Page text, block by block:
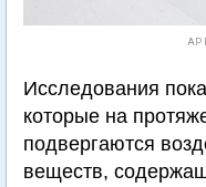
AP
Исследования
которые на
подвергаются
веществ,